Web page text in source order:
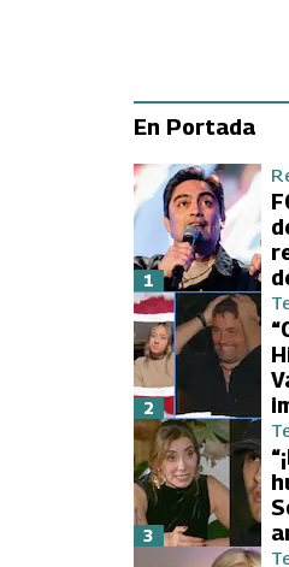
En Portada
1
2
3